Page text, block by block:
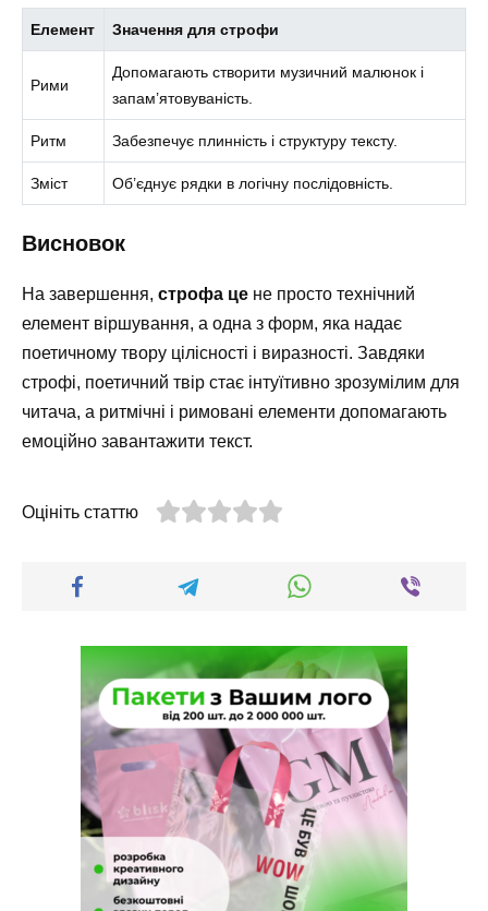
Елемент Значення для строфи
Рими
Допомагають створити музичний малюнок і
запам’ятовуваність.
Ритм Забезпечує плинність і структуру тексту.
Зміст Об’єднує рядки в логічну послідовність.
Висновок
На завершення, строфа це не просто технічний
елемент віршування, а одна з форм, яка надає
поетичному твору цілісності і виразності. Завдяки
строфі, поетичний твір стає інтуїтивно зрозумілим для
читача, а ритмічні і римовані елементи допомагають
емоційно завантажити текст.
Оцініть статтю